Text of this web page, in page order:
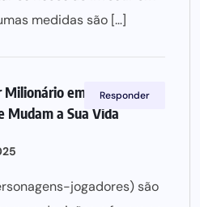
medidas são […]
Milionário em 2025: 7
Mudam a Sua Vida
jogadores) são
Responder